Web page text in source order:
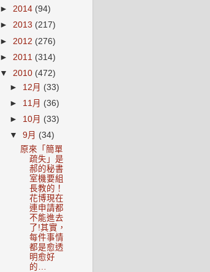
► 2014 (94)
► 2013 (217)
► 2012 (276)
► 2011 (314)
▼ 2010 (472)
► 12月 (33)
► 11月 (36)
► 10月 (33)
▼9月 (34)
原來「簡單
疏失」是
郝的秘書
室機要組
長教的！
花博現在
連申請都
不能進去
了!其實，
每件事情
都是愈透
明愈好
的…